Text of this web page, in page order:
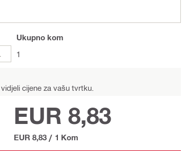
Ukupno kom
1
cijene za vašu tvrtku.
EUR 8,83
EUR 8,83 / 1 Kom